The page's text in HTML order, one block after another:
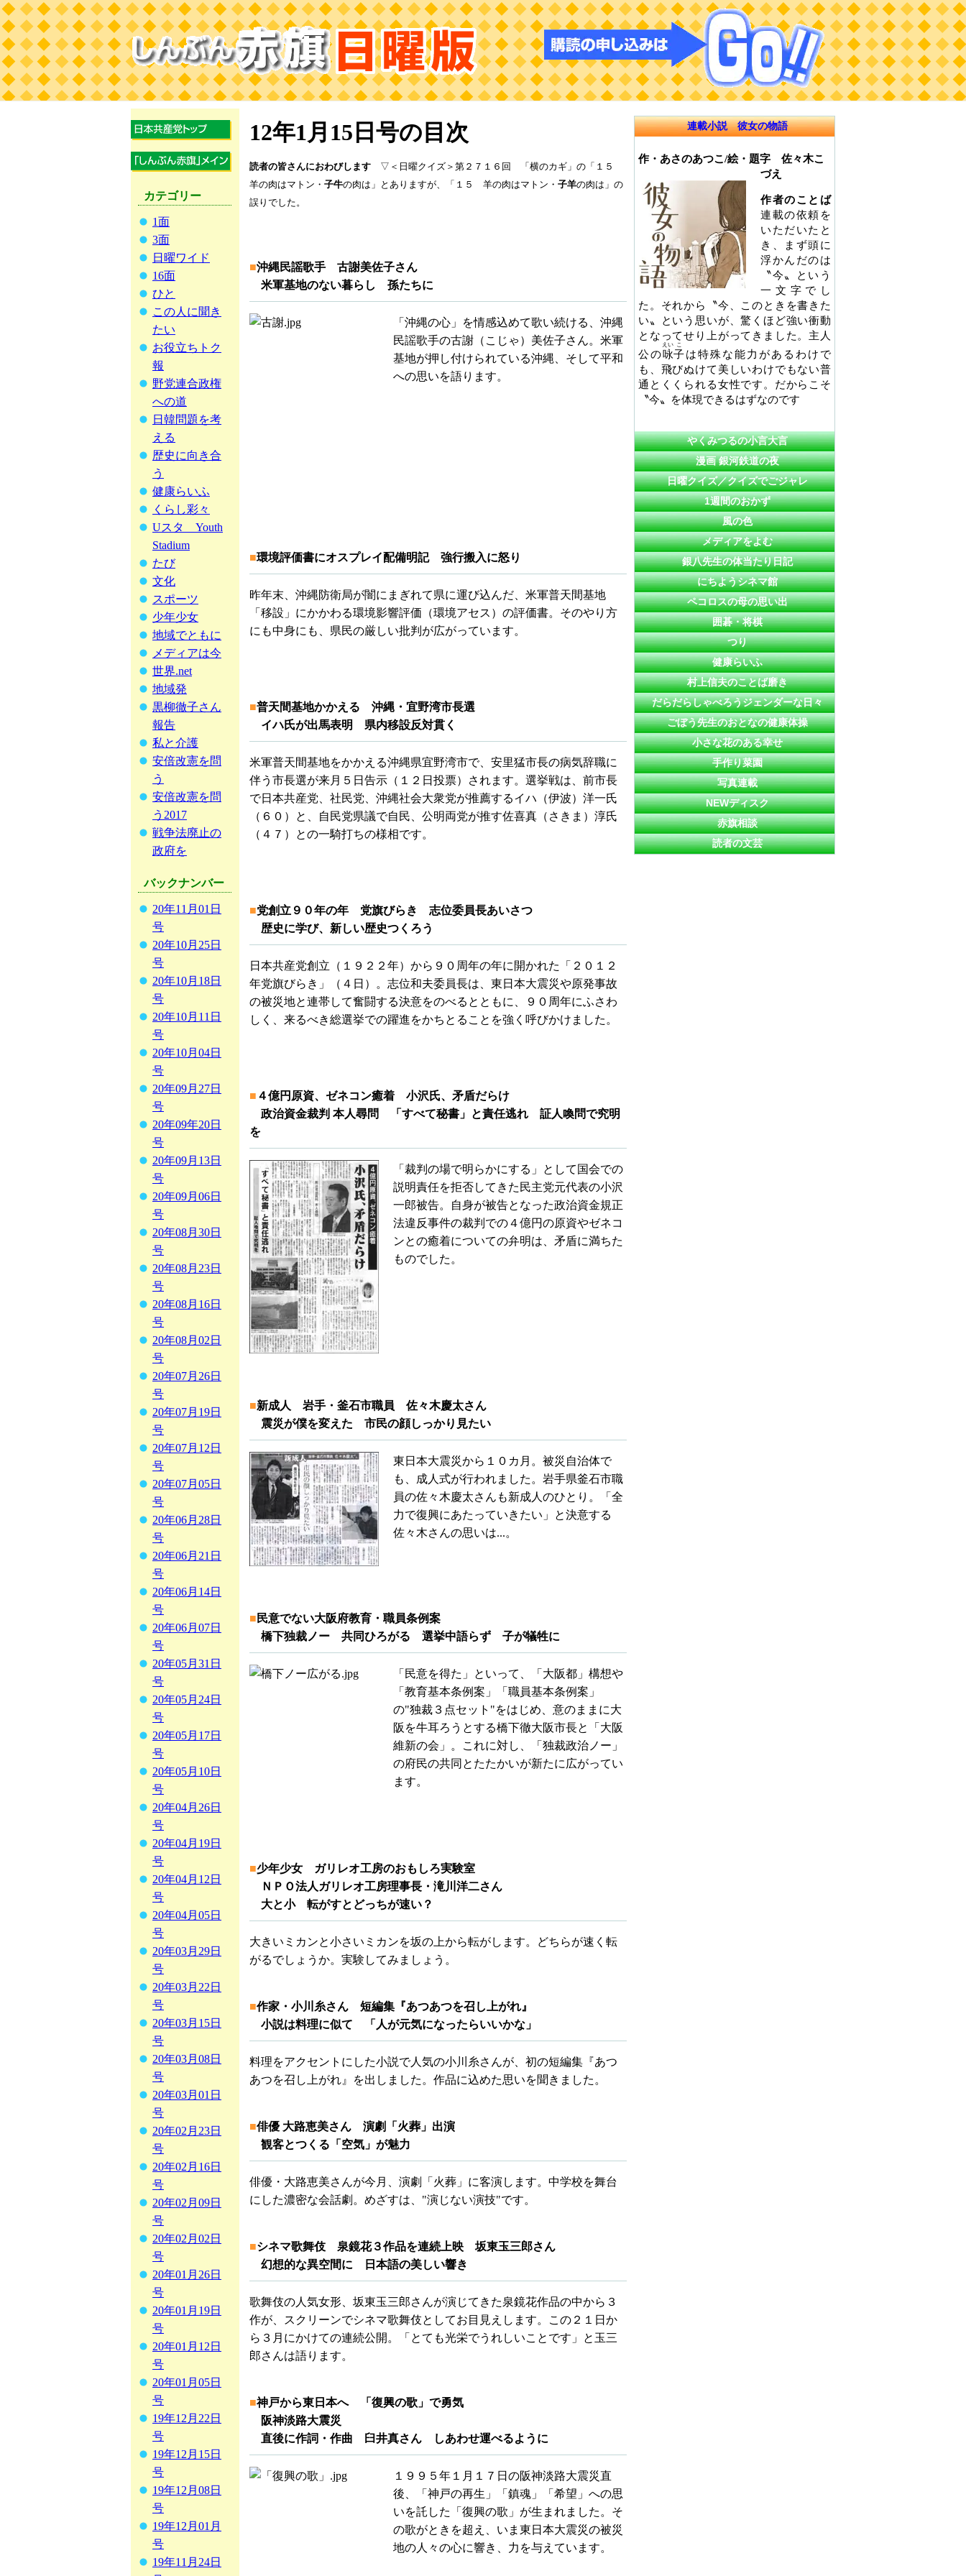
カテゴリー
1面
3面
日曜ワイド
16面
ひと
この人に聞き
たい
お役立ちトク
報
野党連合政権
への道
日韓問題を考
える
歴史に向き合
う
健康らいふ
くらし彩々
Uスタ Youth
Stadium
たび
文化
スポーツ
少年少女
地域でともに
メディアは今
世界.net
地域発
黒柳徹子さん
報告
私と介護
安倍改憲を問
う
安倍改憲を問
う2017
戦争法廃止の
政府を
バックナンバー
20年11月01日
号
20年10月25日
号
20年10月18日
号
20年10月11日
号
20年10月04日
号
20年09月27日
号
20年09年20日
号
20年09月13日
号
20年09月06日
号
20年08月30日
号
20年08月23日
号
20年08月16日
号
20年08月02日
号
20年07月26日
号
20年07月19日
号
20年07月12日
号
20年07月05日
号
20年06月28日
号
20年06月21日
号
20年06月14日
号
20年06月07日
号
20年05月31日
号
20年05月24日
号
20年05月17日
号
20年05月10日
号
20年04月26日
号
20年04月19日
号
20年04月12日
号
20年04月05日
号
20年03月29日
号
20年03月22日
号
20年03月15日
号
20年03月08日
号
20年03月01日
号
20年02月23日
号
20年02月16日
号
20年02月09日
号
20年02月02日
号
20年01月26日
号
20年01月19日
号
20年01月12日
号
20年01月05日
号
19年12月22日
号
19年12月15日
号
19年12月08日
号
19年12月01月
号
19年11月24日
12年1月15日号の目次
読者の皆さんにおわびします ▽＜日曜クイズ＞第２７１６回 「横のカギ」の「１５
羊の肉はマトン・ 子牛の肉は」とありますが、「１５ 羊の肉はマトン・ 子羊の肉は」の
誤りでした。
■沖縄民謡歌手 古謝美佐子さん
米軍基地のない暮らし 孫たちに
「沖縄の心」を情感込めて歌い続ける、沖縄
民謡歌手の古謝（こじゃ）美佐子さん。米軍
基地が押し付けられている沖縄、そして平和
への思いを語ります。
■環境評価書にオスプレイ配備明記 強行搬入に怒り
昨年末、沖縄防衛局が闇にまぎれて県に運び込んだ、米軍普天間基地
「移設」にかかわる環境影響評価（環境アセス）の評価書。そのやり方
にも中身にも、県民の厳しい批判が広がっています。
■普天間基地かかえる 沖縄・宜野湾市長選
イハ氏が出馬表明 県内移設反対貫く
米軍普天間基地をかかえる沖縄県宜野湾市で、安里猛市長の病気辞職に
伴う市長選が来月５日告示（１２日投票）されます。選挙戦は、前市長
で日本共産党、社民党、沖縄社会大衆党が推薦するイハ（伊波）洋一氏
（６０）と、自民党県議で自民、公明両党が推す佐喜真（さきま）淳氏
（４７）との一騎打ちの様相です。
■党創立９０年の年 党旗びらき 志位委員長あいさつ
歴史に学び、新しい歴史つくろう
日本共産党創立（１９２２年）から９０周年の年に開かれた「２０１２
年党旗びらき」（４日）。志位和夫委員長は、東日本大震災や原発事故
の被災地と連帯して奮闘する決意をのべるとともに、９０周年にふさわ
しく、来るべき総選挙での躍進をかちとることを強く呼びかけました。
■ ４億円原資、ゼネコン癒着 小沢氏、矛盾だらけ
政治資金裁判 本人尋問 「すべて秘書」と責任逃れ 証人喚問で究明
を
「裁判の場で明らかにする」として国会での
説明責任を拒否してきた民主党元代表の小沢
一郎被告。自身が被告となった政治資金規正
法違反事件の裁判での４億円の原資やゼネコ
ンとの癒着についての弁明は、矛盾に満ちた
ものでした。
■新成人 岩手・釜石市職員 佐々木慶太さん
震災が僕を変えた 市民の顔しっかり見たい
東日本大震災から１０カ月。被災自治体で
も、成人式が行われました。岩手県釜石市職
員の佐々木慶太さんも新成人のひとり。「全
力で復興にあたっていきたい」と決意する
佐々木さんの思いは...。
■ 民意でない大阪府教育・職員条例案
橋下独裁ノー 共同ひろがる 選挙中語らず 子が犠牲に
「民意を得た」といって、「大阪都」構想や
「教育基本条例案」「職員基本条例案」
の"独裁３点セット"をはじめ、意のままに大
阪を牛耳ろうとする橋下徹大阪市長と「大阪
維新の会」。これに対し、「独裁政治ノー」
の府民の共同とたたかいが新たに広がってい
ます。
■少年少女 ガリレオ工房のおもしろ実験室
ＮＰＯ法人ガリレオ工房理事長・滝川洋二さん
大と小 転がすとどっちが速い？
大きいミカンと小さいミカンを坂の上から転がします。どちらが速く転
がるでしょうか。実験してみましょう。
■作家・小川糸さん 短編集『あつあつを召し上がれ』
小説は料理に似て 「人が元気になったらいいかな」
料理をアクセントにした小説で人気の小川糸さんが、初の短編集『あつ
あつを召し上がれ』を出しました。作品に込めた思いを聞きました。
■俳優 大路恵美さん 演劇「火葬」出演
観客とつくる「空気」が魅力
俳優・大路恵美さんが今月、演劇「火葬」に客演します。中学校を舞台
にした濃密な会話劇。めざすは、"演じない演技"です。
■シネマ歌舞伎 泉鏡花３作品を連続上映 坂東玉三郎さん
幻想的な異空間に 日本語の美しい響き
歌舞伎の人気女形、坂東玉三郎さんが演じてきた泉鏡花作品の中から３
作が、スクリーンでシネマ歌舞伎としてお目見えします。この２１日か
ら３月にかけての連続公開。「とても光栄でうれしいことです」と玉三
郎さんは語ります。
■神戸から東日本へ 「復興の歌」で勇気
阪神淡路大震災
直後に作詞・作曲 臼井真さん しあわせ運べるように
１９９５年１月１７日の阪神淡路大震災直
後、「神戸の再生」「鎮魂」「希望」への思
いを託した「復興の歌」が生まれました。そ
の歌がときを超え、いま東日本大震災の被災
地の人々の心に響き、力を与えています。
連載小説 彼女の物語
作・あさのあつこ/絵・題字 佐々木こ
づえ
作者のことば
連載の依頼を
いただいたと
き、まず頭に
浮かんだのは
〝今〟という
一文字でし
た。それから〝今、このときを書きた
い〟という思いが、驚くほど強い衝動
となってせり上がってきました。主人
公の咏
えい
子
こ
は特殊な能力があるわけで
も、飛びぬけて美しいわけでもない普
通とくくられる女性です。だからこそ
〝今〟を体現できるはずなのです
やくみつるの小言大言
漫画 銀河鉄道の夜
日曜クイズ／クイズでごジャレ
1週間のおかず
風の色
メディアをよむ
銀八先生の体当たり日記
にちようシネマ館
ペコロスの母の思い出
囲碁・将棋
つり
健康らいふ
村上信夫のことば磨き
だらだらしゃべろうジェンダーな日々
ごぼう先生のおとなの健康体操
小さな花のある幸せ
手作り菜園
写真連載
NEWディスク
赤旗相談
読者の文芸